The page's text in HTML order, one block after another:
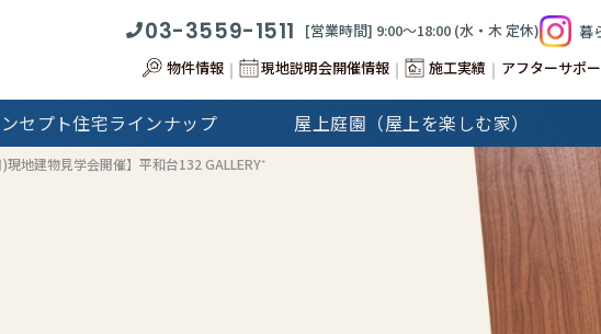
03-3559-1511 [営業時間] 9:00〜18:00 (⽔‧⽊ 定休) 暮
物件情報
現地説明会開催情報 施工実績 アフターサポ
セプト住宅ラインナップ
Real&Stories Cap-Martin
注文住宅
屋上庭園（屋上を楽しむ家）
注文住宅
現地建物見学会開催】平和台132 GALLERY⁺